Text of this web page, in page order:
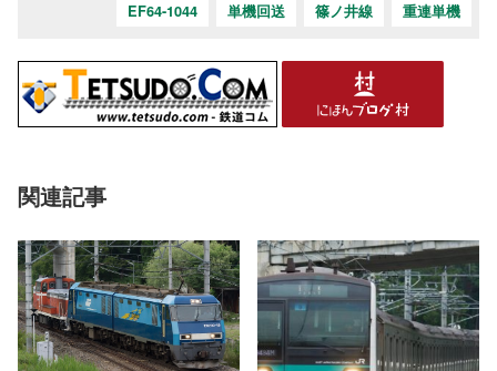
EF64-1044
単機回送 篠ノ井線 重連単機
関連記事